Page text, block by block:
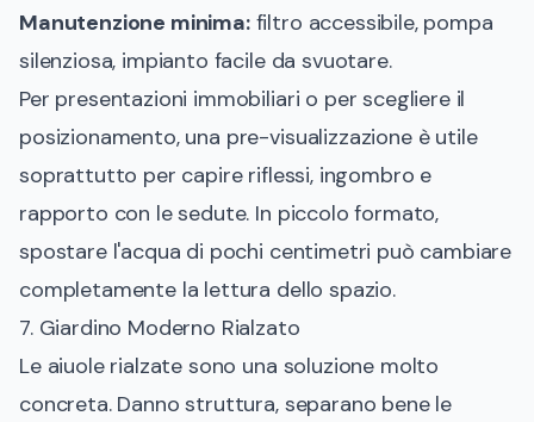
Manutenzione minima:filtro accessibile, pompa
silenziosa, impianto facile da svuotare.
Per presentazioni immobiliari o per scegliere il
posizionamento, una pre-visualizzazione è utile
soprattutto per capire riflessi, ingombro e
rapporto con le sedute. In piccolo formato,
spostare l'acqua di pochi centimetri può cambiare
completamente la lettura dello spazio.
7. Giardino Moderno Rialzato
Le aiuole rialzate sono una soluzione molto
concreta. Danno struttura, separano bene le